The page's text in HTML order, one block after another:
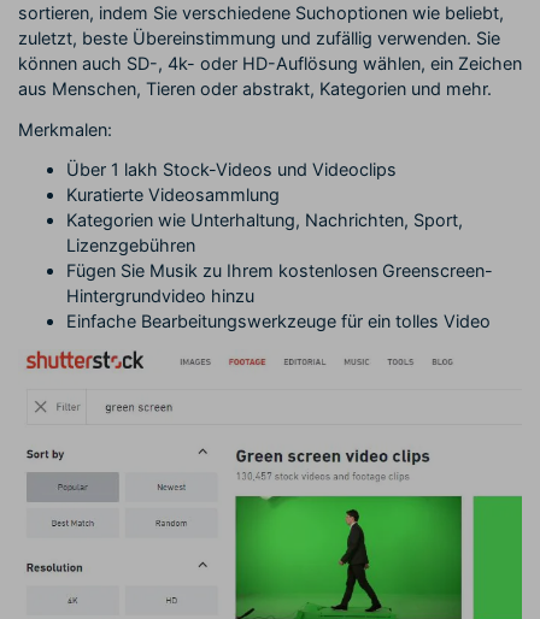
sortieren, indem Sie verschiedene Suchoptionen wie beliebt,
zuletzt, beste Übereinstimmung und zufällig verwenden. Sie
können auch SD-, 4k- oder HD-Auflösung wählen, ein Zeichen
aus Menschen, Tieren oder abstrakt, Kategorien und mehr.
Merkmalen:
Über 1 lakh Stock-Videos und Videoclips
Kuratierte Videosammlung
Kategorien wie Unterhaltung, Nachrichten, Sport,
Lizenzgebühren
Fügen Sie Musik zu Ihrem kostenlosen Greenscreen-
Hintergrundvideo hinzu
Einfache Bearbeitungswerkzeuge für ein tolles Video